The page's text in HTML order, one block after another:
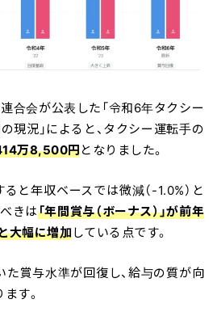
合会が公表した「令和6年タクシー
現況」によると、タクシー運転手の
万8,500円となりました。
と年収ベースでは微減（-1.0%）と
きは「年間賞与（ボーナス）」が前年
大幅に増加している点です。
た賞与水準が回復し、給与の質が向
す。